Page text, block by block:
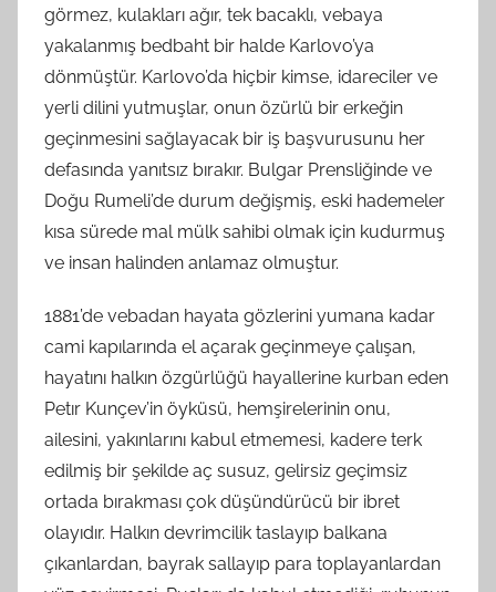
görmez, kulakları ağır, tek bacaklı, vebaya
yakalanmış bedbaht bir halde Karlovo’ya
dönmüştür. Karlovo’da hiçbir kimse, idareciler ve
yerli dilini yutmuşlar, onun özürlü bir erkeğin
geçinmesini sağlayacak bir iş başvurusunu her
defasında yanıtsız bırakır. Bulgar Prensliğinde ve
Doğu Rumeli’de durum değişmiş, eski hademeler
kısa sürede mal mülk sahibi olmak için kudurmuş
ve insan halinden anlamaz olmuştur.
1881’de vebadan hayata gözlerini yumana kadar
cami kapılarında el açarak geçinmeye çalışan,
hayatını halkın özgürlüğü hayallerine kurban eden
Petır Kunçev’in öyküsü, hemşirelerinin onu,
ailesini, yakınlarını kabul etmemesi, kadere terk
edilmiş bir şekilde aç susuz, gelirsiz geçimsiz
ortada bırakması çok düşündürücü bir ibret
olayıdır. Halkın devrimcilik taslayıp balkana
çıkanlardan, bayrak sallayıp para toplayanlardan